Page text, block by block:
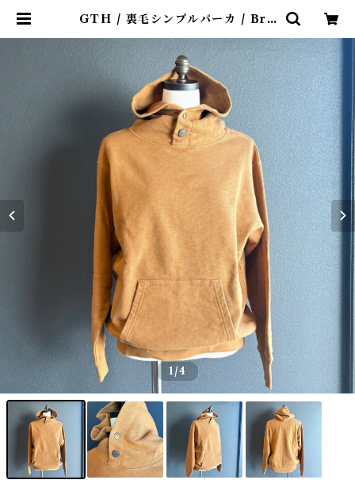
GTH / 裏毛シンプルパーカ / Bro
1/4